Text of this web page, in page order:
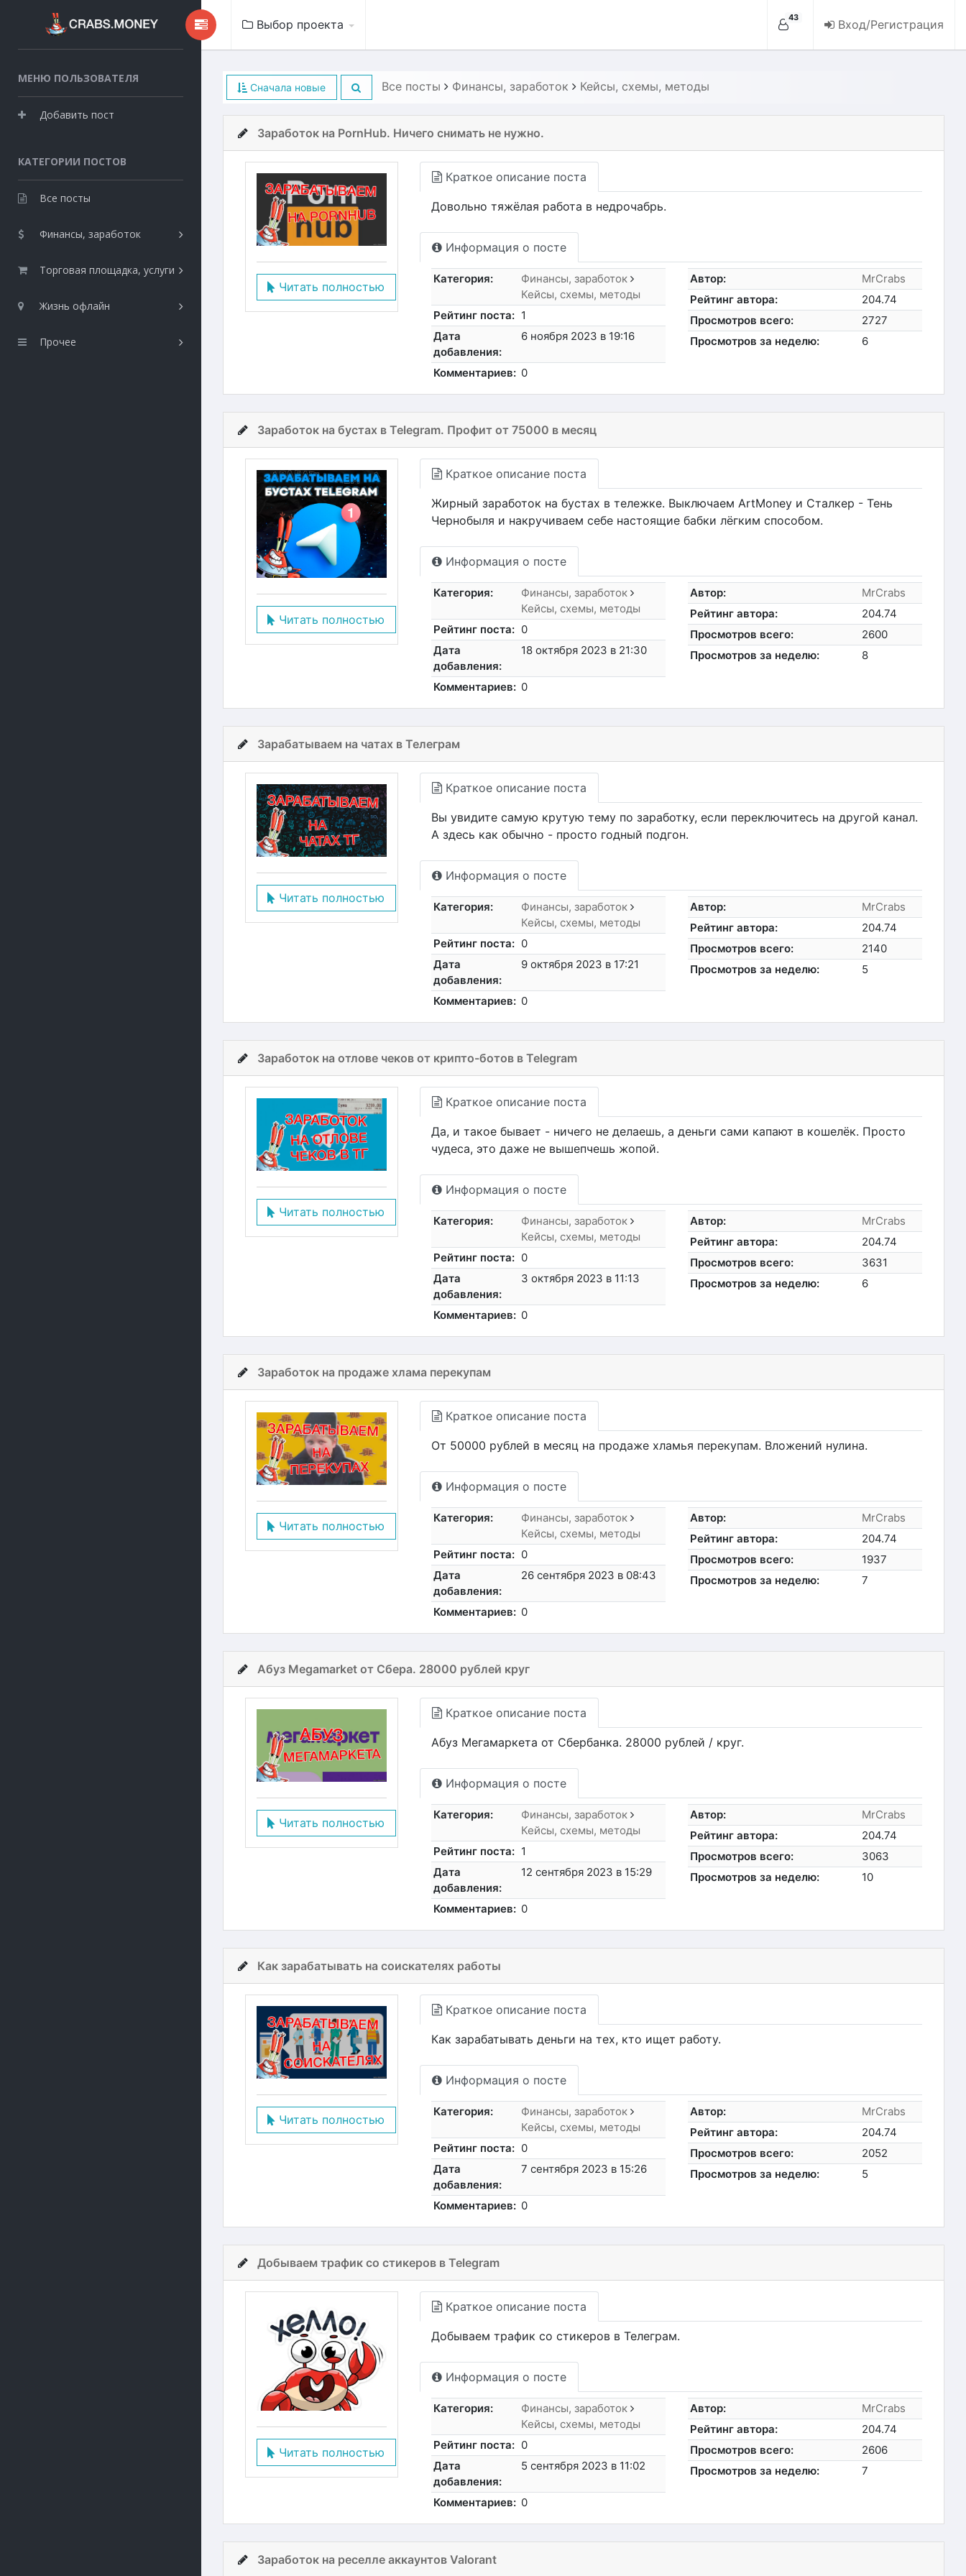
МЕНЮ ПОЛЬЗОВАТЕЛЯ
Добавить пост
КАТЕГОРИИ ПОСТОВ
Все посты
Финансы, заработок
Торговая площадка, услуги
Жизнь офлайн
Прочее
Выбор проекта 43 Вход/Регистрация
Сначала новые Все посты Финансы, заработок Кейсы, схемы, методы
Заработок на PornHub. Ничего снимать не нужно.
Читать полностью
Краткое описание поста
Довольно тяжёлая работа в недрочабрь.
Информация о посте
Категория:
Финансы, заработок
Кейсы, схемы, методы
Рейтинг поста: 1
Дата
добавления:
6 ноября 2023 в 19:16
Комментариев: 0
Автор:
MrCrabs
Рейтинг автора:
204.74
Просмотров всего:
2727
Просмотров за неделю:
6
Заработок на бустах в Telegram. Профит от 75000 в месяц
Читать полностью
Краткое описание поста
Жирный заработок на бустах в тележке. Выключаем ArtMoney и Сталкер - Тень
Чернобыля и накручиваем себе настоящие бабки лёгким способом.
Информация о посте
Категория:
Финансы, заработок
Кейсы, схемы, методы
Рейтинг поста: 0
Дата
добавления:
18 октября 2023 в 21:30
Комментариев: 0
Автор:
MrCrabs
Рейтинг автора:
204.74
Просмотров всего:
2600
Просмотров за неделю:
8
Зарабатываем на чатах в Телеграм
Читать полностью
Краткое описание поста
Вы увидите самую крутую тему по заработку, если переключитесь на другой канал.
А здесь как обычно - просто годный подгон.
Информация о посте
Категория:
Финансы, заработок
Кейсы, схемы, методы
Рейтинг поста: 0
Дата
добавления:
9 октября 2023 в 17:21
Комментариев: 0
Автор:
MrCrabs
Рейтинг автора:
204.74
Просмотров всего:
2140
Просмотров за неделю:
5
Заработок на отлове чеков от крипто-ботов в Telegram
Читать полностью
Краткое описание поста
Да, и такое бывает - ничего не делаешь, а деньги сами капают в кошелёк. Просто
чудеса, это даже не вышепчешь жопой.
Информация о посте
Категория:
Финансы, заработок
Кейсы, схемы, методы
Рейтинг поста: 0
Дата
добавления:
3 октября 2023 в 11:13
Комментариев: 0
Автор:
MrCrabs
Рейтинг автора:
204.74
Просмотров всего:
3631
Просмотров за неделю:
6
Заработок на продаже хлама перекупам
Читать полностью
Краткое описание поста
От 50000 рублей в месяц на продаже хламья перекупам. Вложений нулина.
Информация о посте
Категория:
Финансы, заработок
Кейсы, схемы, методы
Рейтинг поста: 0
Дата
добавления:
26 сентября 2023 в 08:43
Комментариев: 0
Автор:
MrCrabs
Рейтинг автора:
204.74
Просмотров всего:
1937
Просмотров за неделю:
7
Абуз Megamarket от Сбера. 28000 рублей круг
Читать полностью
Краткое описание поста
Абуз Мегамаркета от Сбербанка. 28000 рублей / круг.
Информация о посте
Категория:
Финансы, заработок
Кейсы, схемы, методы
Рейтинг поста: 1
Дата
добавления:
12 сентября 2023 в 15:29
Комментариев: 0
Автор:
MrCrabs
Рейтинг автора:
204.74
Просмотров всего:
3063
Просмотров за неделю:
10
Как зарабатывать на соискателях работы
Читать полностью
Краткое описание поста
Как зарабатывать деньги на тех, кто ищет работу.
Информация о посте
Категория:
Финансы, заработок
Кейсы, схемы, методы
Рейтинг поста: 0
Дата
добавления:
7 сентября 2023 в 15:26
Комментариев: 0
Автор:
MrCrabs
Рейтинг автора:
204.74
Просмотров всего:
2052
Просмотров за неделю:
5
Добываем трафик со стикеров в Telegram
Читать полностью
Краткое описание поста
Добываем трафик со стикеров в Телеграм.
Информация о посте
Категория:
Финансы, заработок
Кейсы, схемы, методы
Рейтинг поста: 0
Дата
добавления:
5 сентября 2023 в 11:02
Комментариев: 0
Автор:
MrCrabs
Рейтинг автора:
204.74
Просмотров всего:
2606
Просмотров за неделю:
7
Заработок на реселле аккаунтов Valorant